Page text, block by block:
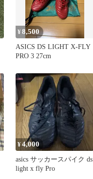
¥8,500
ASICS DS LIGHT X-FLY
PRO 3 27cm
¥4,000
asics サッカースパイク ds
light x fly Pro